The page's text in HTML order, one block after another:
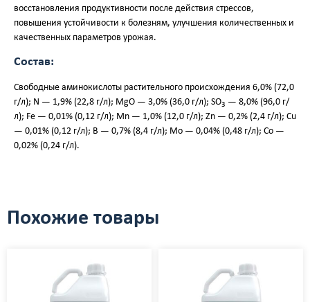
восстановления продуктивности после действия стрессов,
повышения устойчивости к болезням, улучшения количественных и
качественных параметров урожая.
Состав:
Свободные аминокислоты растительного происхождения 6,0% (72,0
г/л); N — 1,9% (22,8 г/л); MgO — 3,0% (36,0 г/л); SO3 — 8,0% (96,0 г/
л); Fe — 0,01% (0,12 г/л); Mn — 1,0% (12,0 г/л); Zn — 0,2% (2,4 г/л); Cu
— 0,01% (0,12 г/л); B — 0,7% (8,4 г/л); Mo — 0,04% (0,48 г/л); Co —
0,02% (0,24 г/л).
Похожие товары